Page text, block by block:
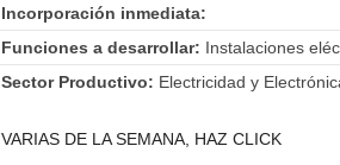
Incorporación inmediata:
Funciones a desarrollar: Instalaciones
Sector Productivo: Electricidad y
VARIAS DE LA SEMANA, HAZ CLICK